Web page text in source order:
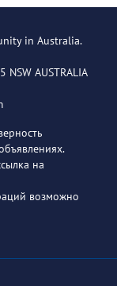
in Australia.
NSW AUSTRALIA
на
возможно